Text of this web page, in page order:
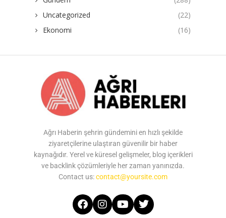
Uncategorized
(22)
Ekonomi
(16)
Ağrı Haberin şehrin gündemini en hızlı şekilde
ziyaretçilerine ulaştıran güvenilir bir haber
kaynağıdır. Yerel ve küresel gelişmeler, blog içerikleri
ve backlink çözümleriyle her zaman yanınızda.
Contact us:contact@yoursite.com